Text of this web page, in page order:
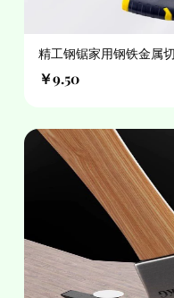
精工钢锯家用钢铁金属
工锯子
￥9.50